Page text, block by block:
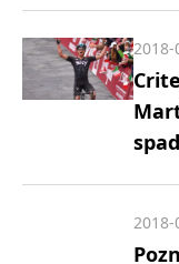
2018-
2018-